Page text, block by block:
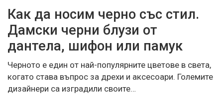
Как да носим черно със стил.
Дамски черни блузи от
дантела, шифон или памук
Черното е един от най-популярните цветове в света,
когато става въпрос за дрехи и аксесоари. Големите
дизайнери са изградили своите…